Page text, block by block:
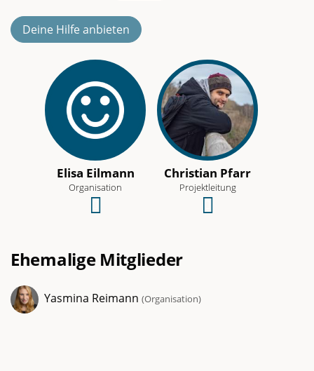
Deine Hilfe anbieten
Elisa Eilmann
Organisation
an
Christian Pfarr
Projektleitung
Ehemalige Mitglieder
Yasmina Reimann (Organisation)